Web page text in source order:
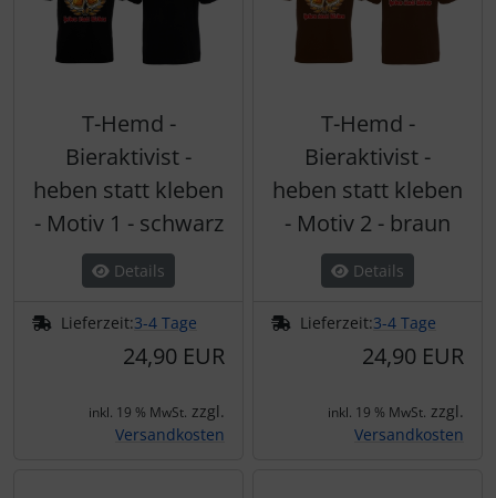
T-Hemd -
Bieraktivist -
heben statt kleben
- Motiv 1 - schwarz
Details
Lieferzeit:3-4 Tage
24,90 EUR
inkl. 19 % MwSt. zzgl.
Versandkosten
T-Hemd -
Bieraktivist -
heben statt kleben
- Motiv 2 - braun
Details
Lieferzeit:3-4 Tage
24,90 EUR
inkl. 19 % MwSt. zzgl.
Versandkosten